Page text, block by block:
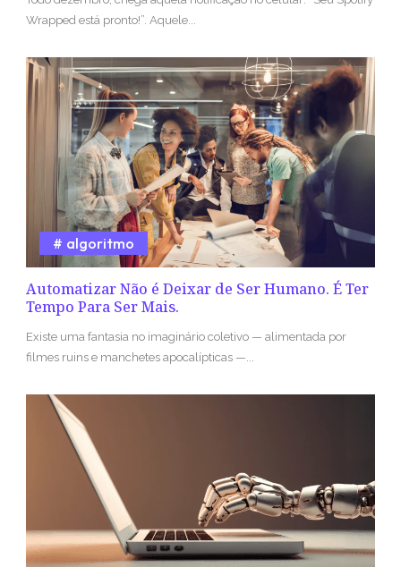
Wrapped está pronto!”. Aquele...
Automatizar Não é Deixar de Ser Humano. É Ter
Tempo Para Ser Mais.
algoritmo
Existe uma fantasia no imaginário coletivo — alimentada por
filmes ruins e manchetes apocalípticas —...